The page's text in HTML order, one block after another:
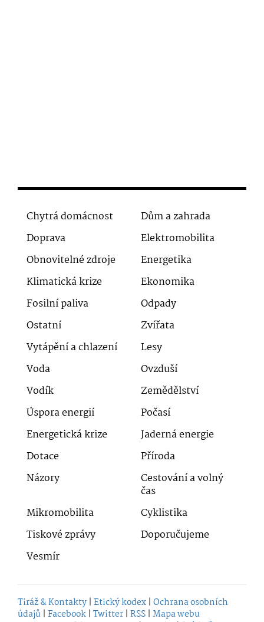
Chytrá domácnost
Dům a zahrada
Doprava
Elektromobilita
Obnovitelné zdroje
Energetika
Klimatická krize
Ekonomika
Fosilní paliva
Odpady
Ostatní
Zvířata
Vytápění a chlazení
Lesy
Voda
Ovzduší
Vodík
Zemědělství
Úspora energií
Počasí
Energetická krize
Jaderná energie
Dotace
Příroda
Názory
Cestování a volný
čas
Mikromobilita
Cyklistika
Tiskové zprávy
Doporučujeme
Vesmír
Tiráž & Kontakty | Etický kodex | Ochrana osobních
údajů | Facebook | Twitter | RSS | Mapa webu